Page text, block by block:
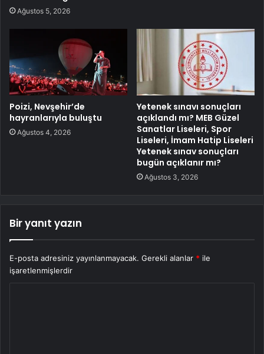
Ağustos 5, 2026
Poizi, Nevşehir’de
hayranlarıyla buluştu
Ağustos 4, 2026
Yetenek sınavı sonuçları
açıklandı mı? MEB Güzel
Sanatlar Liseleri, Spor
Liseleri, İmam Hatip Liseleri
Yetenek sınav sonuçları
bugün açıklanır mı?
Ağustos 3, 2026
Bir yanıt yazın
E-posta adresiniz yayınlanmayacak. Gerekli alanlar * ile
işaretlenmişlerdir